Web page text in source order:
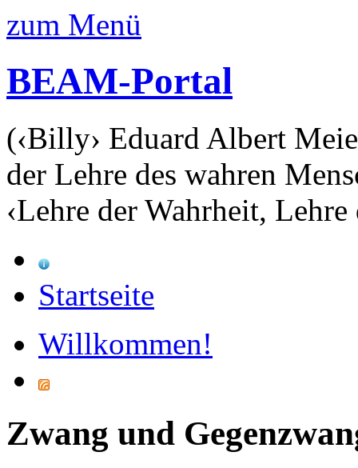
zum Menü
BEAM-Portal
(‹Billy› Eduard Albert
der Lehre des wahren
‹Lehre der Wahrheit, Lehre
Startseite
Willkommen!
Zwang und